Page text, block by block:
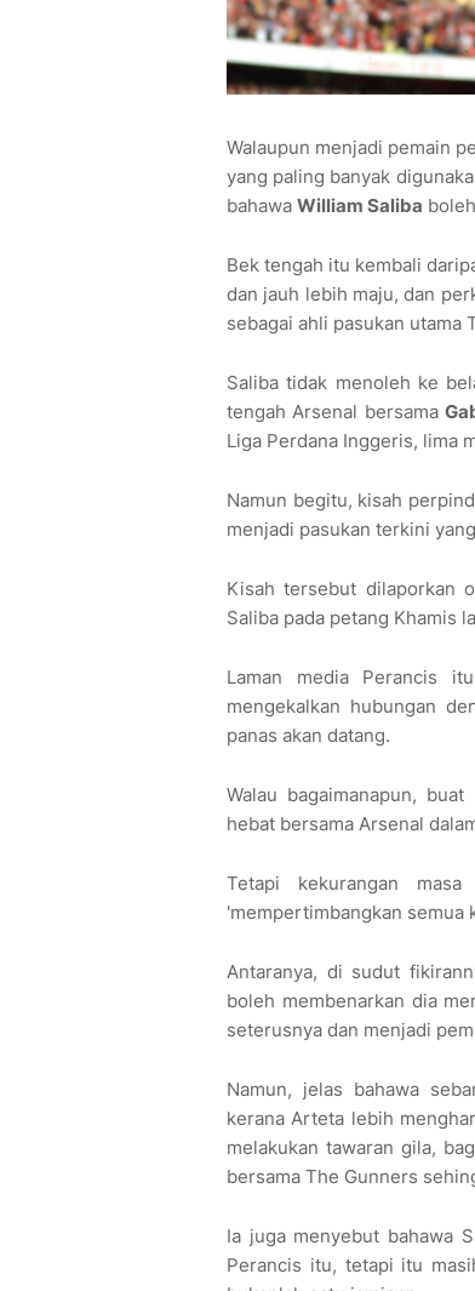
Walaupun menjadi pemain
yang paling banyak
bahawa William Saliba
Bek tengah itu kembali
dan jauh lebih maju, dan
sebagai ahli pasukan utama
Saliba tidak menoleh ke
tengah Arsenal bersama
Liga Perdana Inggeris, lima
Namun begitu, kisah
menjadi pasukan terkini
Kisah tersebut dilaporkan
Saliba pada petang Khamis
Laman media Perancis
mengekalkan hubungan
panas akan datang.
Walau bagaimanapun,
hebat bersama Arsenal
Tetapi kekurangan
'mempertimbangkan semua
Antaranya, di sudut
boleh membenarkan dia
seterusnya dan menjadi
Namun, jelas bahawa
kerana Arteta lebih
melakukan tawaran gila,
bersama The Gunners
Ia juga menyebut bahawa
Perancis itu, tetapi itu